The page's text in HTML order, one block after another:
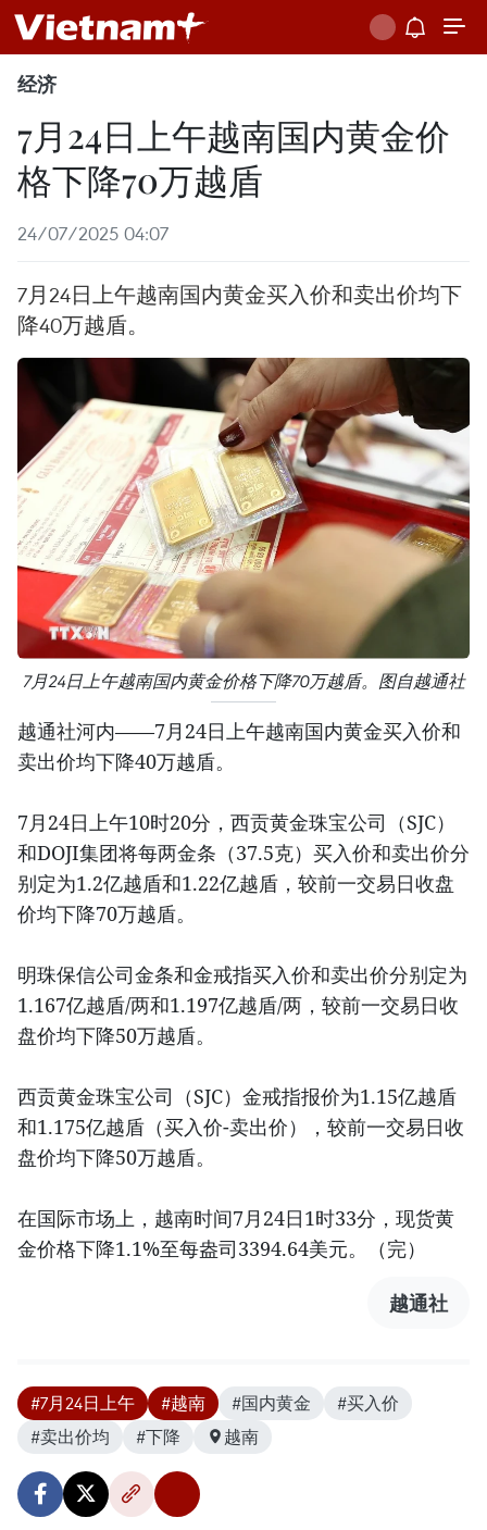
经济
7月24日上午越南国内黄金价
格下降70万越盾
24/07/2025 04:07
7月24日上午越南国内黄金买入价和卖出价均下
降40万越盾。
7月24日上午越南国内黄金价格下降70万越盾。图自越通社
越通社河内——7月24日上午越南国内黄金买入价和
卖出价均下降40万越盾。
7月24日上午10时20分，西贡黄金珠宝公司（SJC）
和DOJI集团将每两金条（37.5克）买入价和卖出价分
别定为1.2亿越盾和1.22亿越盾，较前一交易日收盘
价均下降70万越盾。
明珠保信公司金条和金戒指买入价和卖出价分别定为
1.167亿越盾/两和1.197亿越盾/两，较前一交易日收
盘价均下降50万越盾。
西贡黄金珠宝公司（SJC）金戒指报价为1.15亿越盾
和1.175亿越盾（买入价-卖出价），较前一交易日收
盘价均下降50万越盾。
在国际市场上，越南时间7月24日1时33分，现货黄
金价格下降1.1%至每盎司3394.64美元。（完）
越通社
#7月24日上午 #越南 #国内黄金
#买入价
#卖出价均
#下降 越南